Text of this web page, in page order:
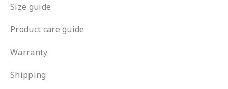
Size guide
Product care guide
Warranty
Shipping